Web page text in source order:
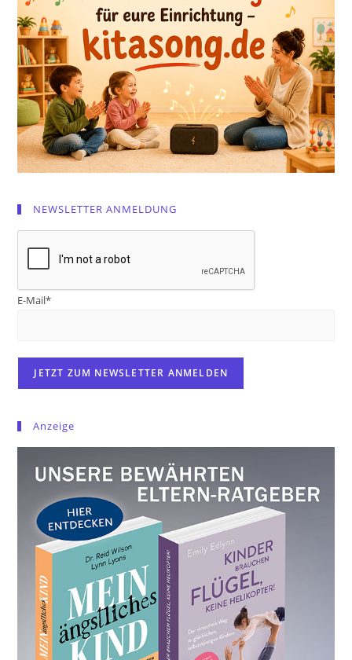
NEWSLETTER ANMELDUNG
E-Mail*
Anzeige